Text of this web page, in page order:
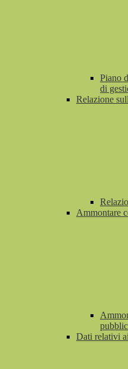
Piano
di
Relazione
Ammontare
Dati relativi